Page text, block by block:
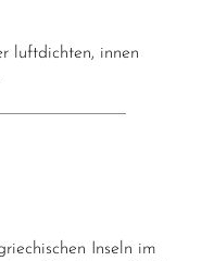
luftdichten, innen
Inseln im